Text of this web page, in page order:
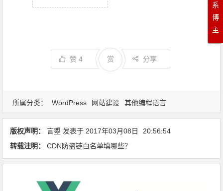
赞4 分享
赏
所属分类： WordPress 网站建设 其他编程语言
版权声明： 言曌 发表于 2017年03月08日
20:56:54
转载注明：
CDN防盗链白名单填哪些？
系
博
主